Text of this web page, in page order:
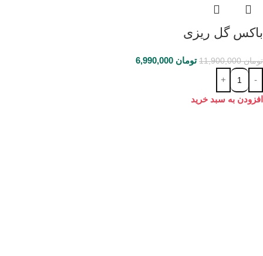
باکس گل ریزی
تومان11,900,000 تومان
افزودن به سبد خرید